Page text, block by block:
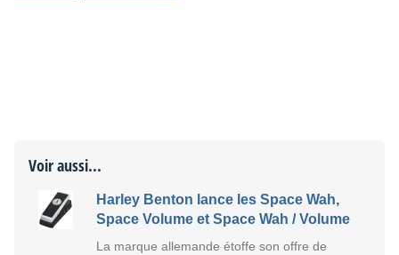
Voir aussi...
Harley Benton lance les Space Wah,
Space Volume et Space Wah / Volume
La marque allemande étoffe son offre de